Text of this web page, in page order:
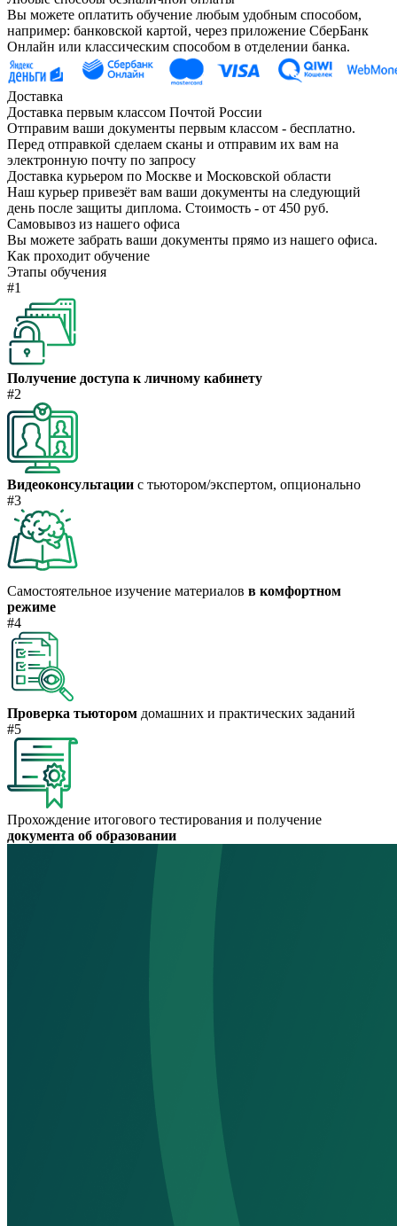
Вы можете оплатить обучение любым удобным способом,
например: банковской картой, через приложение СберБанк
Онлайн или классическим способом в отделении банка.
Доставка
Доставка первым классом Почтой России
Отправим ваши документы первым классом - бесплатно.
Перед отправкой сделаем сканы и отправим их вам на
электронную почту по запросу
Доставка курьером по Москве и Московской области
Наш курьер привезёт вам ваши документы на следующий
день после защиты диплома. Стоимость - от 450 руб.
Самовывоз из нашего офиса
Вы можете забрать ваши документы прямо из нашего офиса.
Как проходит обучение
Этапы обучения
#1
Получение доступа к личному кабинету
#2
Видеоконсультации с тьютором/экспертом, опционально
#3
Самостоятельное изучение материалов в комфортном
режиме
#4
Проверка тьютором домашних и практических заданий
#5
Прохождение итогового тестирования и получение
документа об образовании